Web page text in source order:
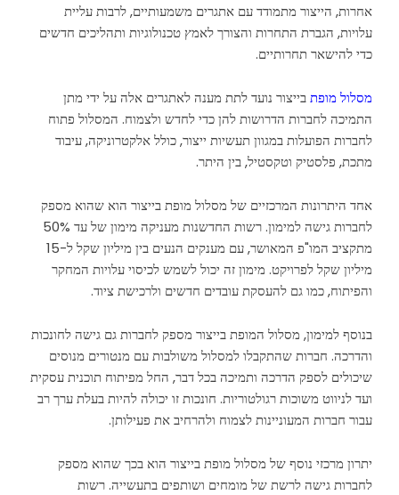
אחרות, הייצור מתמודד עם אתגרים משמעותיים, לרבות עליית
עלויות, הגברת התחרות והצורך לאמץ טכנולוגיות ותהליכים חדשים
כדי להישאר תחרותיים.
מסלול מופתבייצור נועד לתת מענה לאתגרים אלה על ידי מתן
התמיכה לחברות הדרושות להן כדי לחדש ולצמוח. המסלול פתוח
לחברות הפועלות במגוון תעשיות ייצור, כולל אלקטרוניקה, עיבוד
מתכת, פלסטיק וטקסטיל, בין היתר.
אחד היתרונות המרכזיים של מסלול מופת בייצור הוא שהוא מספק
לחברות גישה למימון. רשות החדשנות מעניקה מימון של עד 50%
מתקציב המו"פ המאושר, עם מענקים הנעים בין מיליון שקל ל-15
מיליון שקל לפרויקט. מימון זה יכול לשמש לכיסוי עלויות המחקר
והפיתוח, כמו גם להעסקת עובדים חדשים ולרכישת ציוד.
בנוסף למימון, מסלול המופת בייצור מספק לחברות גם גישה לחונכות
והדרכה. חברות שהתקבלו למסלול משולבות עם מנטורים מנוסים
שיכולים לספק הדרכה ותמיכה בכל דבר, החל מפיתוח תוכנית עסקית
ועד לניווט משוכות רגולטוריות. חונכות זו יכולה להיות בעלת ערך רב
עבור חברות המעוניינות לצמוח ולהרחיב את פעילותן.
יתרון מרכזי נוסף של מסלול מופת בייצור הוא בכך שהוא מספק
לחברות גישה לרשת של מומחים ושותפים בתעשייה. רשות